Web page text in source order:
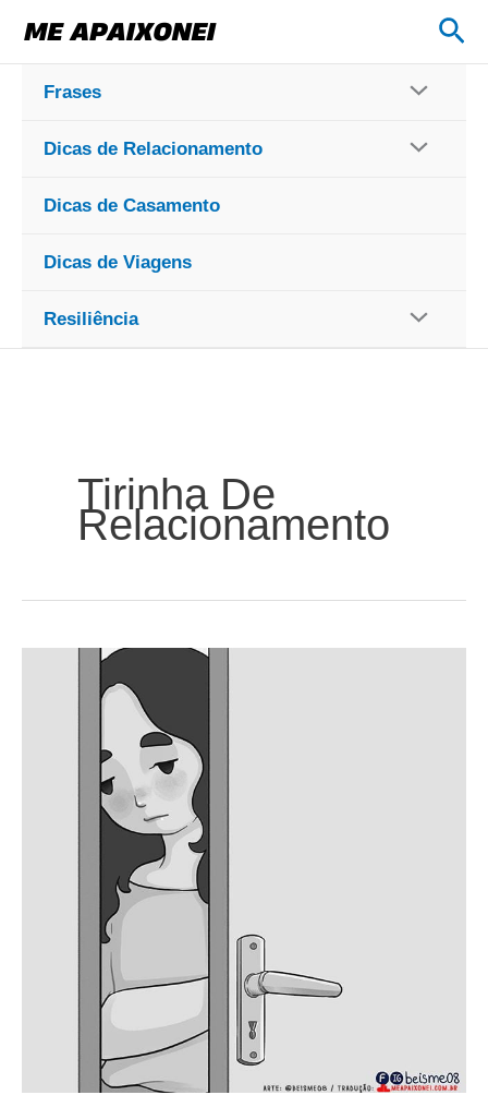
para
conteúdo
Frases
Dicas de Relacionamento
Dicas de Casamento
Dicas de Viagens
Resiliência
Tirinha De
Relacionamento